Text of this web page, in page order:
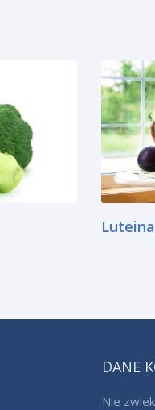
Luteina
DANE
Nie